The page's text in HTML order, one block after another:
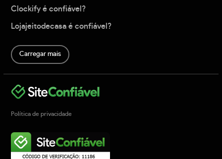
Clockify é confiável?
Lojajeitodecasa é confiável?
Carregar mais
Política de privacidade